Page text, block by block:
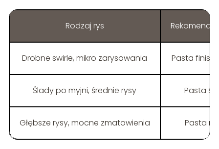
Rodzaj rys
Drobne swirle, mikro zarysowania Pasta
Ślady po myjni, średnie rysy Pasta
Głębsze rysy, mocne zmatowienia Pasta